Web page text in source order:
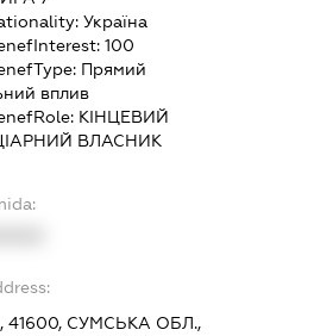
Україна
100
Прямий
вплив
КІНЦЕВИЙ
ВЛАСНИК
41600, СУМСЬКА ОБЛ.,